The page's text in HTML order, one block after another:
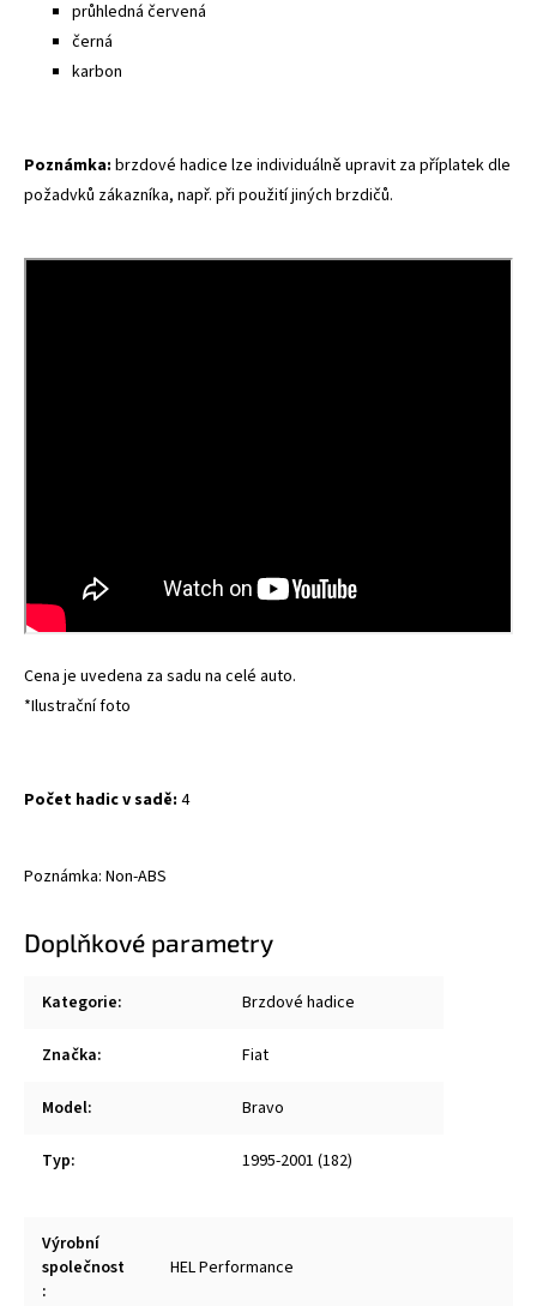
průhledná červená
černá
karbon
Poznámka: brzdové hadice lze individuálně upravit za příplatek dle
požadvků zákazníka, např. při použití jiných brzdičů.
Cena je uvedena za sadu na celé auto.
*Ilustrační foto
Počet hadic v sadě: 4
Poznámka: Non-ABS
Doplňkové parametry
Kategorie: Brzdové hadice
Značka: Fiat
Model: Bravo
Typ: 1995-2001 (182)
Výrobní
společnost
:
HEL Performance